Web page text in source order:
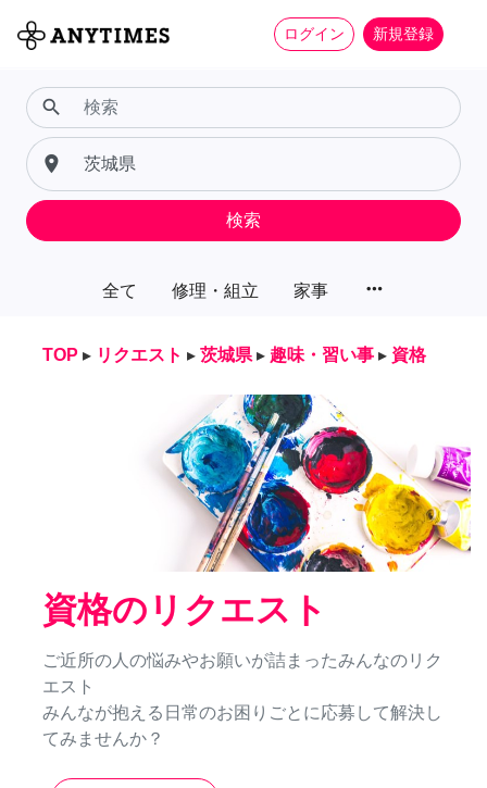
ログイン 新規登録
全て 修理・組立 家事 more_horiz
search
place
検索
TOP ▸ リクエスト ▸ 茨城県 ▸ 趣味・習い事 ▸ 資格
資格のリクエスト
ご近所の人の悩みやお願いが詰まったみんなのリク
エスト
みんなが抱える日常のお困りごとに応募して解決し
てみませんか？